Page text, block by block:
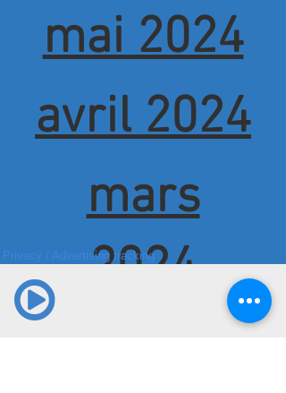
Privacy / Advertising tracking
mai 2024
avril 2024
mars
2024